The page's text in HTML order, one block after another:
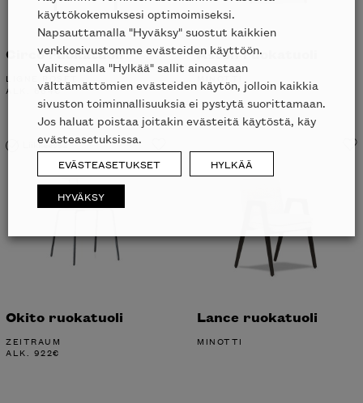
Circo ruokatuoli
LIGNE ROSET
ALK. 664€
Aston ruokatuoli
Liikkeessä
Okito ruokatuoli
ZEITRAUM
ALK. 922€
Lance ruokatuoli
MINOTTI
käyttökokemuksesi optimoimiseksi.
Napsauttamalla "Hyväksy" suostut kaikkien
verkkosivustomme evästeiden käyttöön.
Valitsemalla "Hylkää" sallit ainoastaan
välttämättömien evästeiden käytön, jolloin kaikkia
sivuston toiminnallisuuksia ei pystytä suorittamaan.
Jos haluat poistaa joitakin evästeitä käytöstä, käy
evästeasetuksissa.
EVÄSTEASETUKSET HYLKÄÄ
HYVÄKSY